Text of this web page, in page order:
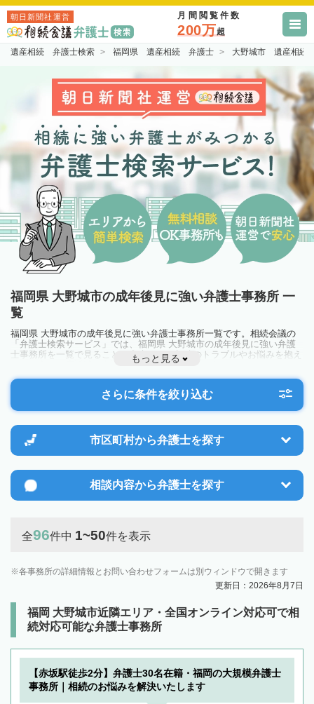
朝日新聞社運営 月間閲覧件数
200万超
遺産相続 弁護士検索 福岡県 遺産相続 弁護士 大野城市 遺産相続
福岡県 大野城市の成年後見に強い弁護士事務所 一
覧
福岡県 大野城市の成年後見に強い弁護士事務所一覧です。相続会議の
「弁護士検索サービス」では、福岡県 大野城市の成年後見に強い弁護
士事務所を一覧で見ることが出来ます。相続のトラブルやお悩みを抱え
ている方は一度近隣の弁護士に相談してみましょう。
もっと見る
さらに条件を絞り込む
市区町村から弁護士を探す
相談内容から弁護士を探す
全96件中 1~50件を表示
各事務所の詳細情報とお問い合わせフォームは別ウィンドウで開きます
更新日：2026年8月7日
福岡 大野城市近隣エリア・全国オンライン対応可で相
続対応可能な弁護士事務所
【赤坂駅徒歩2分】弁護士30名在籍・福岡の大規模弁護士
事務所｜相続のお悩みを解決いたします